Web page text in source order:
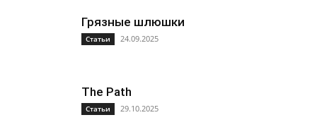
Грязные шлюшки
Статьи 24.09.2025
The Path
Статьи 29.10.2025